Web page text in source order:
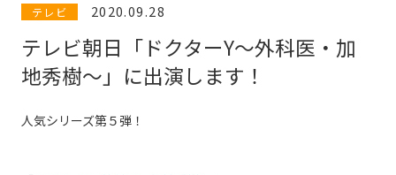
テレビ 2020.09.28
テレビ朝日「ドクターY〜外科医・加
地秀樹〜」に出演します！
人気シリーズ第５弾！